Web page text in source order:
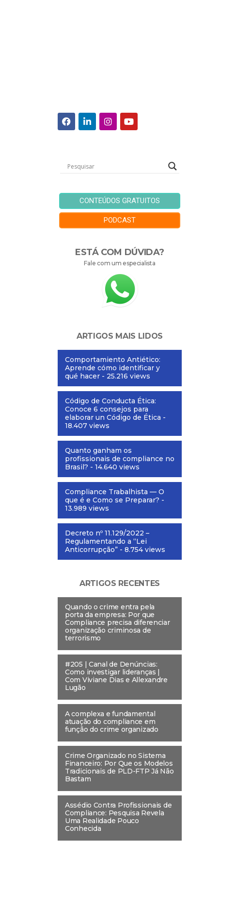
CONTEÚDOS GRATUITOS
PODCAST
ESTÁ COM DÚVIDA?
Fale com um especialista
ARTIGOS MAIS LIDOS
Comportamiento Antiético:
Aprende cómo identificar y
qué hacer - 25.216 views
Código de Conducta Ética:
Conoce 6 consejos para
elaborar un Código de Ética -
18.407 views
Quanto ganham os
profissionais de compliance no
Brasil? - 14.640 views
Compliance Trabalhista — O
que é e Como se Preparar? -
13.989 views
Decreto nº 11.129/2022 –
Regulamentando a “Lei
Anticorrupção” - 8.754 views
ARTIGOS RECENTES
Quando o crime entra pela
porta da empresa: Por que
Compliance precisa diferenciar
organização criminosa de
terrorismo
#205 | Canal de Denúncias:
Como investigar lideranças |
Com Viviane Dias e Allexandre
Lugão
A complexa e fundamental
atuação do compliance em
função do crime organizado
Crime Organizado no Sistema
Financeiro: Por Que os Modelos
Tradicionais de PLD-FTP Já Não
Bastam
Assédio Contra Profissionais de
Compliance: Pesquisa Revela
Uma Realidade Pouco
Conhecida